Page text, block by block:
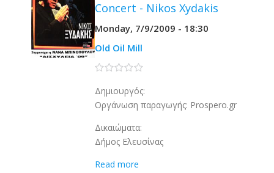
Concert - Nikos Xydakis
Monday, 7/9/2009 - 18:30
Old Oil Mill
0 stars
Δημιουργός:
Οργάνωση παραγωγής: Prospero.gr
Δικαιώματα:
Δήμος Ελευσίνας
Read more